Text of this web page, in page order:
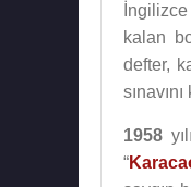
kalan
defter,
1958
“